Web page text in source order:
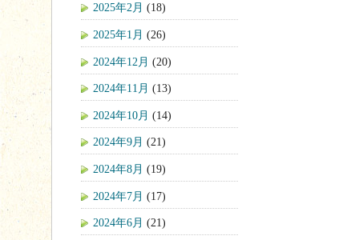
2025年2月 (18)
2025年1月 (26)
2024年12月 (20)
2024年11月 (13)
2024年10月 (14)
2024年9月 (21)
2024年8月 (19)
2024年7月 (17)
2024年6月 (21)